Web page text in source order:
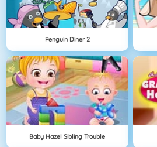
Penguin Diner 2
Baby Hazel Sibling Trouble